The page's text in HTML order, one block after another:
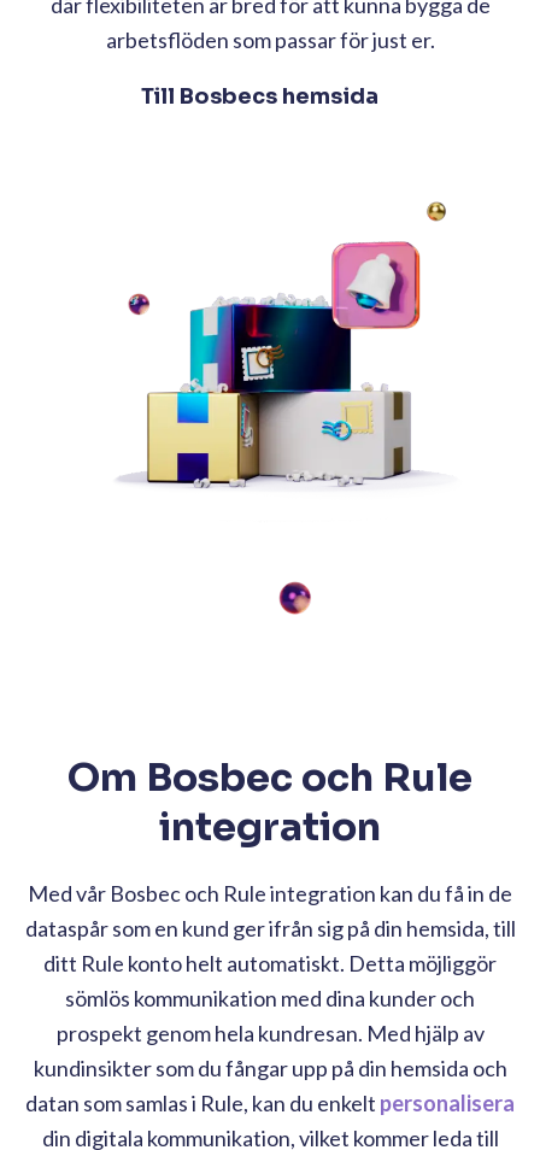
arbetsflöden som passar för just er.
Till Bosbecs hemsida
Om Bosbec och Rule
integration
Med vår Bosbec och Rule integration kan du få in de
dataspår som en kund ger ifrån sig på din hemsida, till
ditt Rule konto helt automatiskt. Detta möjliggör
sömlös kommunikation med dina kunder och
prospekt genom hela kundresan. Med hjälp av
kundinsikter som du fångar upp på din hemsida och
datan som samlas i Rule, kan du enkelt personalisera
din digitala kommunikation, vilket kommer leda till